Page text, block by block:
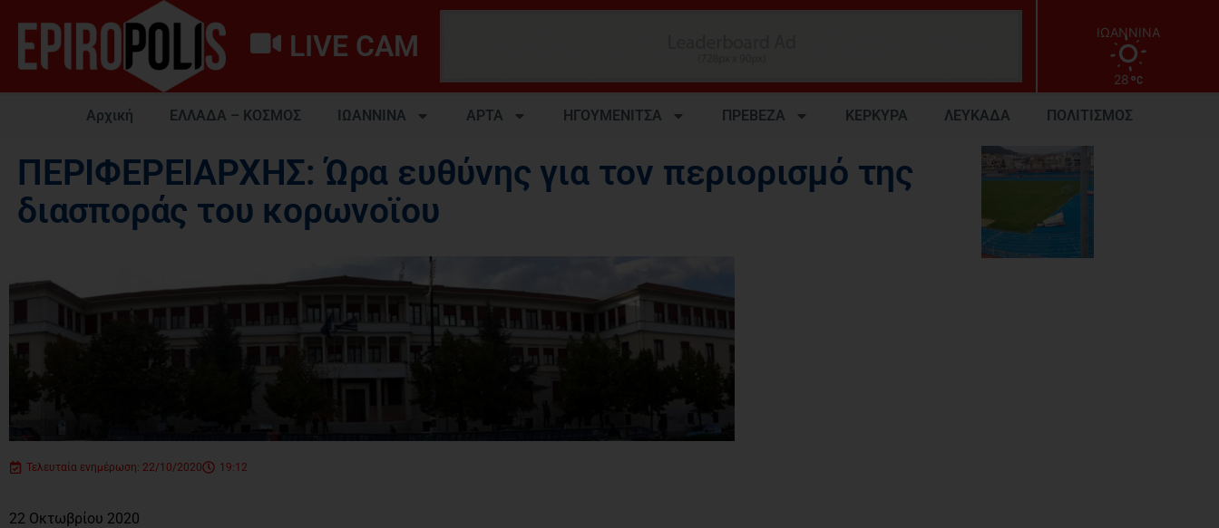
LIVE CAM ΙΩΑΝΝΙΝΑ
28
Αρχική ΕΛΛΑΔΑ – ΚΟΣΜΟΣ ΙΩΑΝΝΙΝΑ ΑΡΤΑ ΗΓΟΥΜΕΝΙΤΣΑ ΠΡΕΒΕΖΑ ΚΕΡΚΥΡΑ ΛΕΥΚΑΔΑ ΠΟΛΙΤΙΣΜΟΣ
ΠΕΡΙΦΕΡΕΙΑΡΧΗΣ: Ώρα ευθύνης για τον περιορισμό της
διασποράς του κορωνοϊου
Τελευταία ενημέρωση: 22/10/2020 19:12
22 Οκτωβρίου 2020